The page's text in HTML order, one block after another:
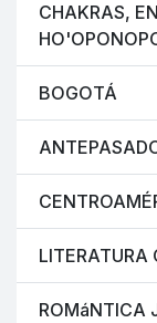
CHAKRAS,
BOGOTÁ
ROMáNTICA